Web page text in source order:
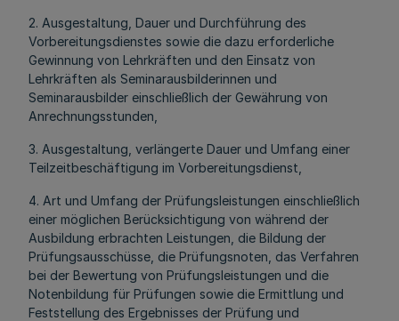
2. Ausgestaltung, Dauer und Durchführung des
Vorbereitungsdienstes sowie die dazu erforderliche
Gewinnung von Lehrkräften und den Einsatz von
Lehrkräften als Seminarausbilderinnen und
Seminarausbilder einschließlich der Gewährung von
Anrechnungsstunden,
3. Ausgestaltung, verlängerte Dauer und Umfang einer
Teilzeitbeschäftigung im Vorbereitungsdienst,
4. Art und Umfang der Prüfungsleistungen einschließlich
einer möglichen Berücksichtigung von während der
Ausbildung erbrachten Leistungen, die Bildung der
Prüfungsausschüsse, die Prüfungsnoten, das Verfahren
bei der Bewertung von Prüfungsleistungen und die
Notenbildung für Prüfungen sowie die Ermittlung und
Feststellung des Ergebnisses der Prüfung und